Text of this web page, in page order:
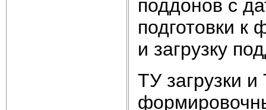
поддонов с
подготовки
и загрузку
ТУ загрузки